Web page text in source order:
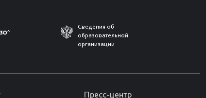
Сведения об
образовательной
организации
Пресс-центр